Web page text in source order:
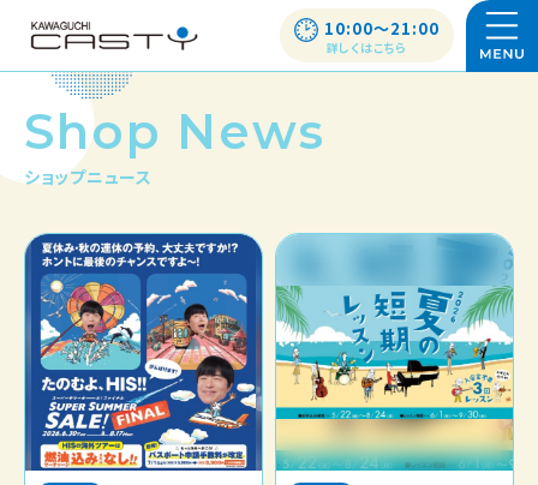
10:00〜21:00
詳しくはこちら
Shop News
ショップニュース